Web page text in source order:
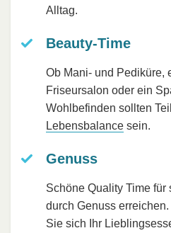
Alltag.
Beauty-Time
Ob Mani- und Pediküre,
Friseursalon oder ein
Wohlbefinden sollten
Lebensbalance sein.
Genuss
Schöne Quality Time
durch Genuss
Sie sich Ihr